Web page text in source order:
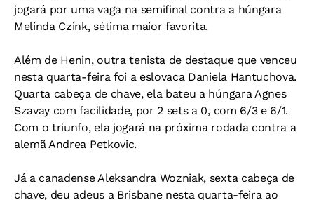
jogará por uma vaga na semifinal contra a húngara
Melinda Czink, sétima maior favorita.
Além de Henin, outra tenista de destaque que venceu
nesta quarta-feira foi a eslovaca Daniela Hantuchova.
Quarta cabeça de chave, ela bateu a húngara Agnes
Szavay com facilidade, por 2 sets a 0, com 6/3 e 6/1.
Com o triunfo, ela jogará na próxima rodada contra a
alemã Andrea Petkovic.
Já a canadense Aleksandra Wozniak, sexta cabeça de
chave, deu adeus a Brisbane nesta quarta-feira ao